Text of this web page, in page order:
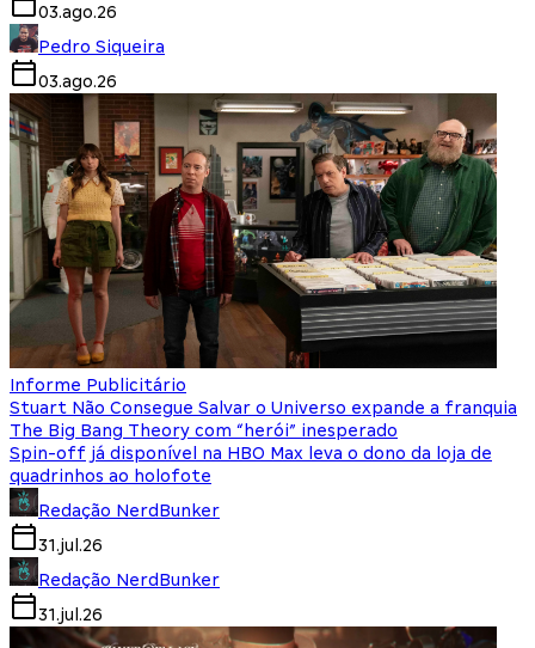
03.ago.26
Pedro Siqueira
03.ago.26
Informe Publicitário
Stuart Não Consegue Salvar o Universo expande a franquia
The Big Bang Theory com “herói” inesperado
Spin-off já disponível na HBO Max leva o dono da loja de
quadrinhos ao holofote
Redação NerdBunker
31.jul.26
Redação NerdBunker
31.jul.26